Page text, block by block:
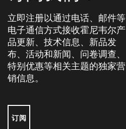
立即注册以通过电话、邮件等
电子通信方式接收霍尼韦尔产
品更新、技术信息、新品发
布、活动和新闻、问卷调查、
特别优惠等相关主题的独家营
销信息。
订阅